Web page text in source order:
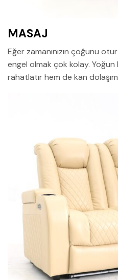
MASAJ
Eğer zamanınızın çoğunu
engel olmak çok kolay.
rahatlatır hem de kan